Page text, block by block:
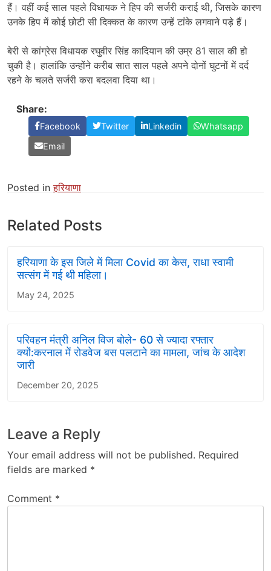
हैं। वहीं कई साल पहले विधायक ने हिप की सर्जरी कराई थी, जिसके कारण
उनके हिप में कोई छोटी सी दिक्कत के कारण उन्हें टांंके लगवाने पड़े हैं।
बेरी से कांग्रेस विधायक रघुवीर सिंह कादियान की उम्र 81 साल की हो
चुकी है। हालांकि उन्होंने करीब सात साल पहले अपने दोनों घुटनों में दर्द
रहने के चलते सर्जरी करा बदलवा दिया था।
Share:
Facebook Twitter Linkedin
Whatsapp
Email
Posted inहरियाणा
Related Posts
हरियाणा के इस जिले में मिला Covid का केस, राधा स्वामी
सत्संग में गई थी महिला।
May 24, 2025
परिवहन मंत्री अनिल विज बोले- 60 से ज्यादा रफ्तार
क्यों:करनाल में रोडवेज बस पलटाने का मामला, जांच के आदेश
जारी
December 20, 2025
Leave a Reply
Your email address will not be published. Required
fields are marked *
Comment *